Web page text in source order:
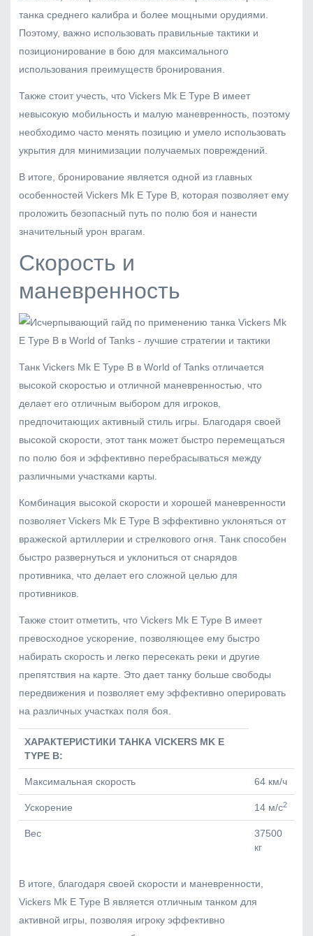
танка среднего калибра и более мощными орудиями.
Поэтому, важно использовать правильные тактики и
позиционирование в бою для максимального
использования преимуществ бронирования.
Также стоит учесть, что Vickers Mk E Type B имеет
невысокую мобильность и малую маневренность, поэтому
необходимо часто менять позицию и умело использовать
укрытия для минимизации получаемых повреждений.
В итоге, бронирование является одной из главных
особенностей Vickers Mk E Type B, которая позволяет ему
проложить безопасный путь по полю боя и нанести
значительный урон врагам.
Скорость и
маневренность
Танк Vickers Mk E Type B в World of Tanks отличается
высокой скоростью и отличной маневренностью, что
делает его отличным выбором для игроков,
предпочитающих активный стиль игры. Благодаря своей
высокой скорости, этот танк может быстро перемещаться
по полю боя и эффективно перебрасываться между
различными участками карты.
Комбинация высокой скорости и хорошей маневренности
позволяет Vickers Mk E Type B эффективно уклоняться от
вражеской артиллерии и стрелкового огня. Танк способен
быстро развернуться и уклониться от снарядов
противника, что делает его сложной целью для
противников.
Также стоит отметить, что Vickers Mk E Type B имеет
превосходное ускорение, позволяющее ему быстро
набирать скорость и легко пересекать реки и другие
препятствия на карте. Это дает танку больше свободы
передвижения и позволяет ему эффективно оперировать
на различных участках поля боя.
ХАРАКТЕРИСТИКИ ТАНКА VICKERS MK E
TYPE B:
Максимальная скорость 64 км/ч
Ускорение 14 м/с2
Вес
37500
кг
В итоге, благодаря своей скорости и маневренности,
Vickers Mk E Type B является отличным танком для
активной игры, позволяя игроку эффективно